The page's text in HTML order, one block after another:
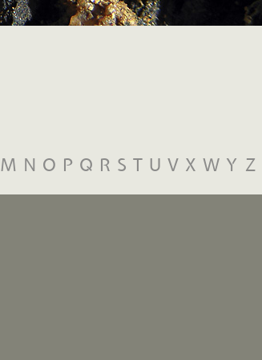
M N O P Q R S T U V X W Y Z